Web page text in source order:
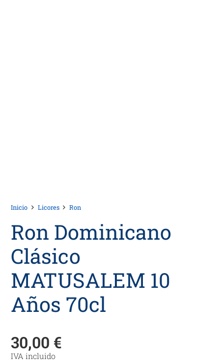
Inicio Licores Ron
Ron Dominicano
Clásico
MATUSALEM 10
Años 70cl
30,00 €
IVA incluido